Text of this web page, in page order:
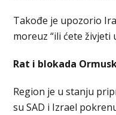
Takođe je upozorio
moreuz “ili ćete
Rat i blokada
Region je u stanju
su SAD i Izrael